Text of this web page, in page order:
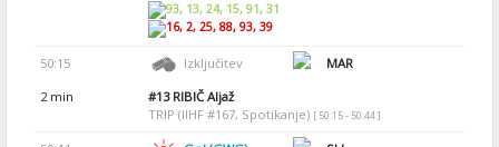
93, 13, 24, 15, 91, 31
16, 2, 25, 88, 93, 39
50:15 Izključitev
MAR
2 min
#13RIBIČ Aljaž
TRIP (IIHF #167, Spotikanje) [ 50:15 - 50:44 ]